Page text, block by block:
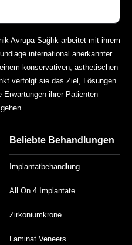
Avrupa Sağlık arbeitet mit ihrem
international anerkannter
konservativen, ästhetischen
verfolgt sie das Ziel, Lösungen
ihrer Patienten
Beliebte Behandlungen
Implantatbehandlung
All On 4 Implantate
Zirkoniumkrone
Laminat Veneers